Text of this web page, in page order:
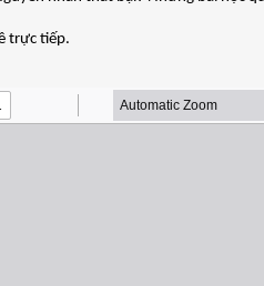
trực tiếp.